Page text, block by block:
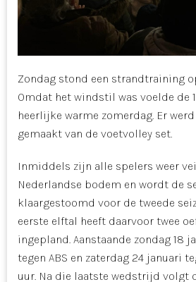
Zondag stond een strandtraining
Omdat het windstil was voelde de
heerlijke warme zomerdag. Er
gemaakt van de voetvolley set.
Inmiddels zijn alle spelers weer
Nederlandse bodem en wordt de
klaargestoomd voor de tweede
eerste elftal heeft daarvoor twee
ingepland. Aanstaande zondag 18
tegen ABS en zaterdag 24 januari
uur. Na die laatste wedstrijd volgt